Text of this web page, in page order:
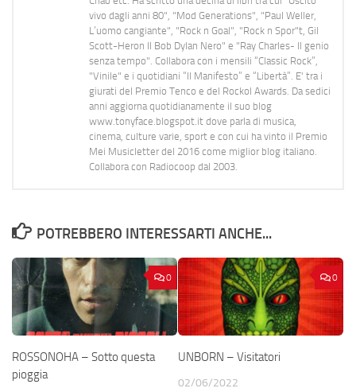
vivo dagli anni 80", "Mod Generations", "Paul Weller,
L’uomo cangiante", "Rock n Goal", "Rock n Spor"t, Gil
Scott-Heron Il Bob Dylan Nero" e "Ray Charles- Il genio
senza tempo". Collabora con i mensili “Classic Rock”,
"Vinile" e i quotidiani “Il Manifesto” e “Libertà”. E' tra i
giurati del Premio Tenco e del Rockol Awards. Da sedici
anni aggiorna quotidianamente il suo blog
www.tonyface.blogspot.it dove parla di musica,
cinema, culture varie, sport e con cui ha vinto il Premio
Mei Musicletter del 2016 come miglior blog italiano.
Collabora con Radiocoop dal 2003.
POTREBBERO INTERESSARTI ANCHE...
0
ROSSONOHA – Sotto questa
pioggia
0
UNBORN – Visitatori
02/06/2022